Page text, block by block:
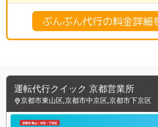
ぶんぶん代行の料金詳細
運転代行クイック 京都営業所
京都市東山区,京都市中京区,京都市下京区